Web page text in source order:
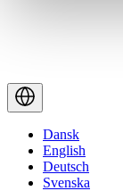
Dansk
English
Deutsch
Svenska